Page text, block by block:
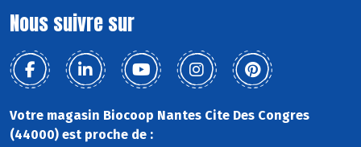
Nous suivre sur
Votre magasin Biocoop Nantes Cite Des Congres
(44000) est proche de :